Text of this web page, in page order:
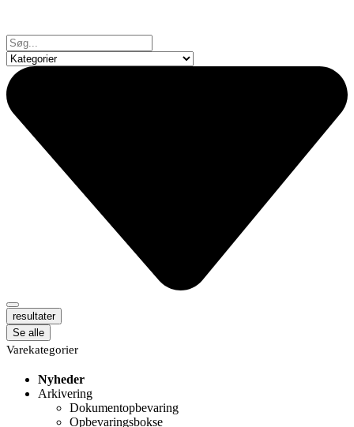
resultater
Se alle
Varekategorier
Nyheder
Arkivering
Dokumentopbevaring
Opbevaringsbokse